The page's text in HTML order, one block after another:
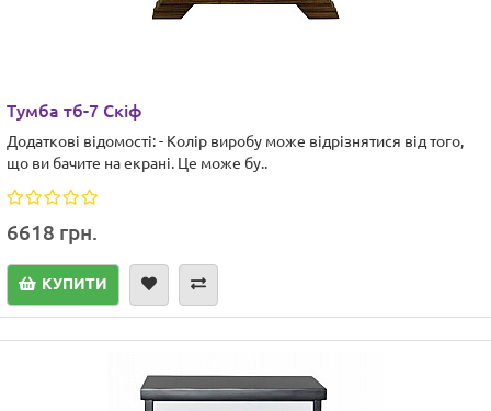
Тумба тб-7 Скіф
Додаткові відомості: - Колір виробу може відрізнятися від того,
що ви бачите на екрані. Це може бу..
6618 грн.
КУПИТИ